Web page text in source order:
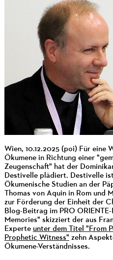
Wien, 10.12.2025 (poi) Für eine
Ökumene in Richtung einer
Zeugenschaft" hat der
Destivelle plädiert. Destivelle
Ökumenische Studien an der
Thomas von Aquin in Rom und
zur Förderung der Einheit der
Blog-Beitrag im PRO
Memories" skizziert der aus
Experte unter dem Titel "From
Prophetic Witness" zehn
Ökumene-Verständnisses.